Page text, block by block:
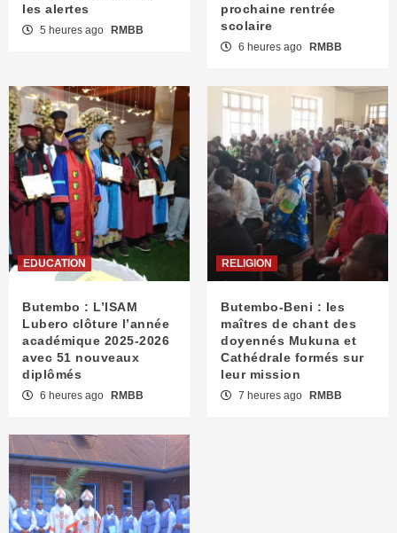
les alertes
5 heures ago RMBB
prochaine rentrée
scolaire
6 heures ago RMBB
EDUCATION
Butembo : L’ISAM
Lubero clôture l’année
académique 2025-2026
avec 51 nouveaux
diplômés
6 heures ago RMBB
RELIGION
Butembo-Beni : les
maîtres de chant des
doyennés Mukuna et
Cathédrale formés sur
leur mission
7 heures ago RMBB